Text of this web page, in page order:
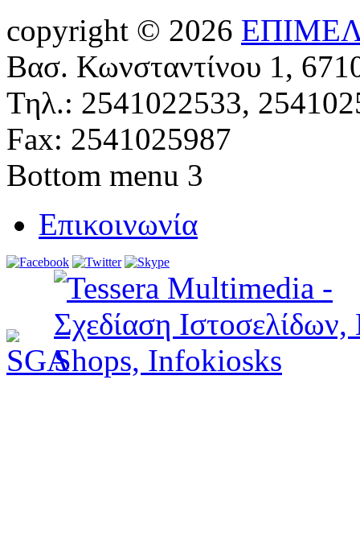
copyright © 2026
Βασ. Κωνσταντίνου 1,
Τηλ.: 2541022533,
Fax: 2541025987
Bottom menu 3
Επικοινωνία